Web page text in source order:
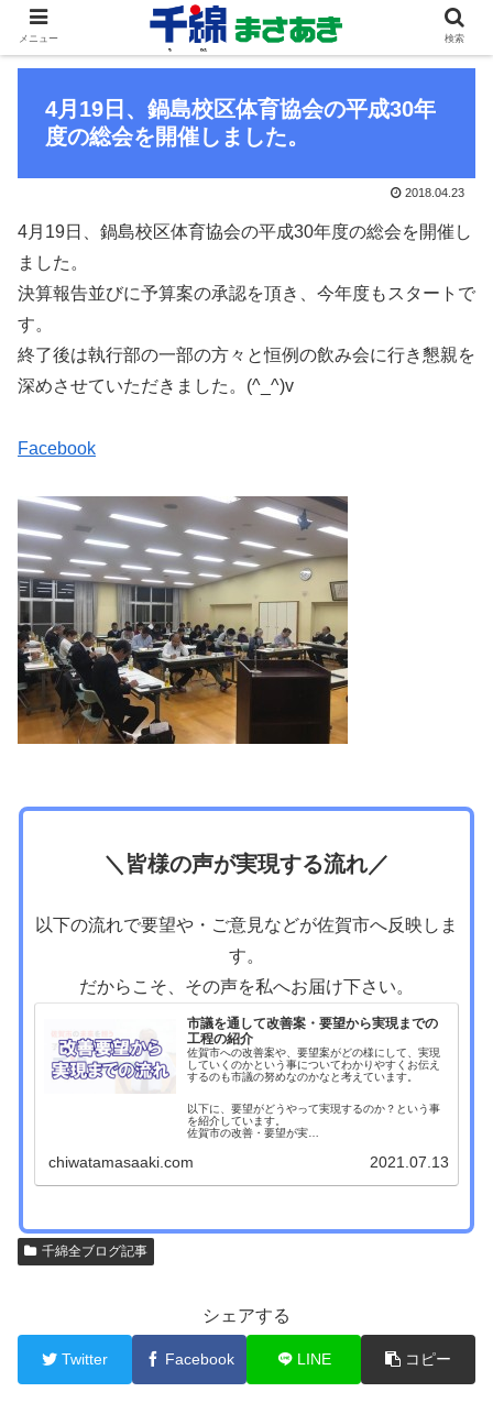
4月19日、鍋島校区体育協会の平成30年
度の総会を開催しました。
2018.04.23
4月19日、鍋島校区体育協会の平成30年度の総会を開催し
ました。
決算報告並びに予算案の承認を頂き、今年度もスタートで
す。
終了後は執行部の一部の方々と恒例の飲み会に行き懇親を
深めさせていただきました。(^_^)v
Facebook
＼皆様の声が実現する流れ／
以下の流れで要望や・ご意見などが佐賀市へ反映しま
す。
だからこそ、その声を私へお届け下さい。
市議を通して改善案・要望から実現までの
工程の紹介
佐賀市への改善案や、要望案がどの様にして、実現
していくのかという事についてわかりやすくお伝え
するのも市議の努めなのかなと考えています。
以下に、要望がどうやって実現するのか？という事
を紹介しています。
佐賀市の改善・要望が実…
chiwatamasaaki.com 2021.07.13
千綿全ブログ記事
シェアする
Twitter Facebook LINE コピー
メニュー 検索